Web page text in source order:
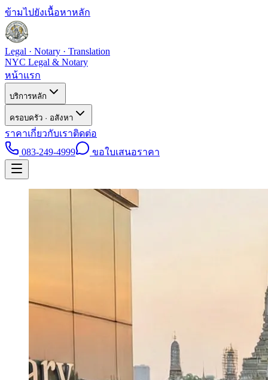
ข้ามไปยังเนื้อหาหลัก
Legal · Notary · Translation
NYC Legal & Notary
หน้าแรก
บริการหลัก
ครอบครัว · อสังหา
ราคาเกี่ยวกับเราติดต่อ
083-249-4999
ขอใบเสนอราคา